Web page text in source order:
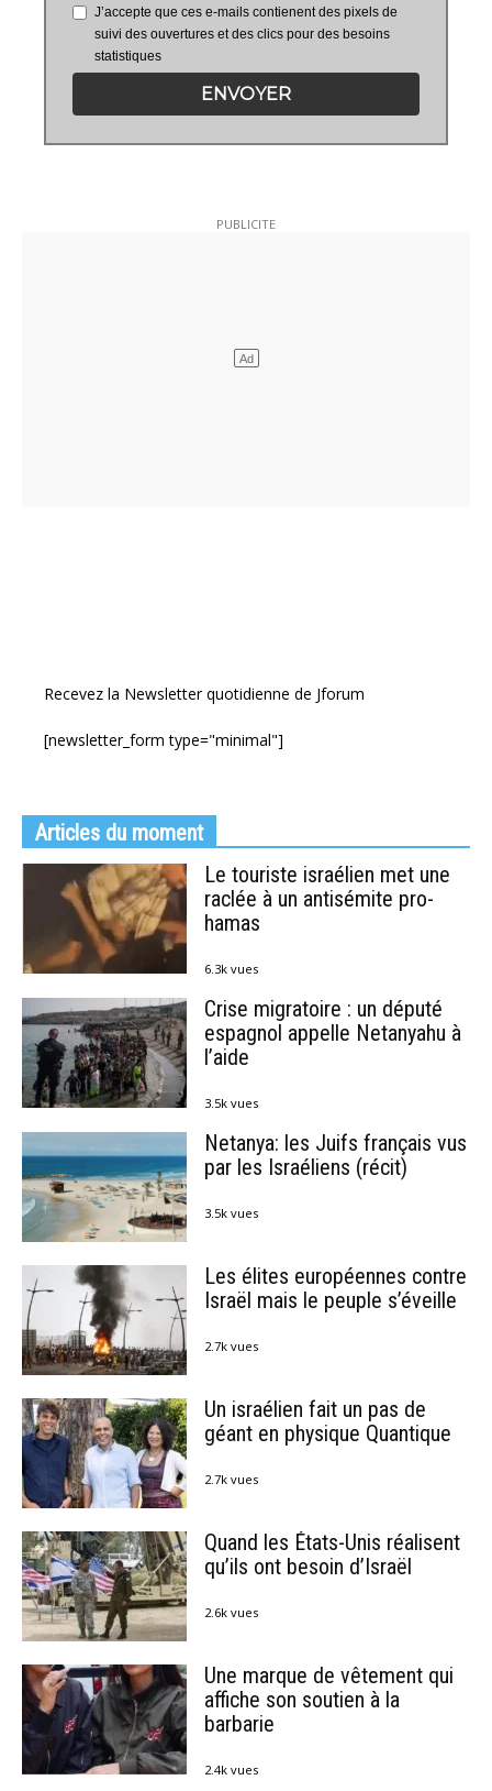
J’accepte que ces e-mails contienent des pixels de
suivi des ouvertures et des clics pour des besoins
statistiques
ENVOYER
Recevez la Newsletter quotidienne de Jforum
[newsletter_form type="minimal"]
Articles du moment
Le touriste israélien met une
raclée à un antisémite pro-
hamas
6.3k vues
Crise migratoire : un député
espagnol appelle Netanyahu à
l’aide
3.5k vues
Netanya: les Juifs français vus
par les Israéliens (récit)
3.5k vues
Les élites européennes contre
Israël mais le peuple s’éveille
2.7k vues
Un israélien fait un pas de
géant en physique Quantique
2.7k vues
Quand les États-Unis réalisent
qu’ils ont besoin d’Israël
2.6k vues
Une marque de vêtement qui
affiche son soutien à la
barbarie
2.4k vues